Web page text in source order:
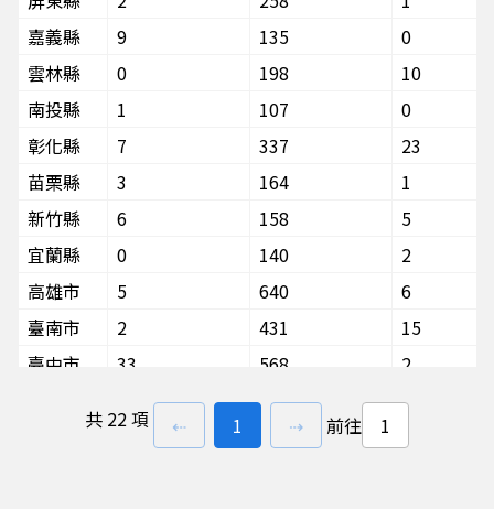
嘉義縣
9 135
0
雲林縣
0 198
10
南投縣
1 107
0
彰化縣
7 337
23
苗栗縣
3 164
1
新竹縣
6 158
5
宜蘭縣
0 140
2
高雄市
5 640
6
臺南市
2 431
15
臺中市
33 568
2
477
7
共 22 項 ⇠上一頁前往
1 ⇢下一頁
前往